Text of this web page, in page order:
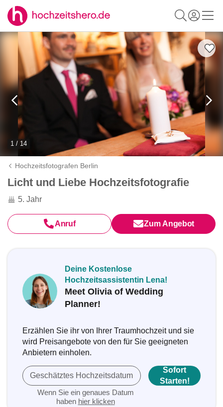
1 / 14
Hochzeitsfotografen Berlin
Licht und Liebe Hochzeitsfotografie
5. Jahr
Anruf Zum Angebot
Deine Kostenlose
Hochzeitsassistentin Lena!
Meet Olivia of Wedding
Planner!
Erzählen Sie ihr von Ihrer Traumhochzeit und sie
wird Preisangebote von den für Sie geeigneten
Anbietern einholen.
Geschätztes Hochzeitsdatum
Wenn Sie ein genaues Datum
haben hier klicken
Sofort
Starten!